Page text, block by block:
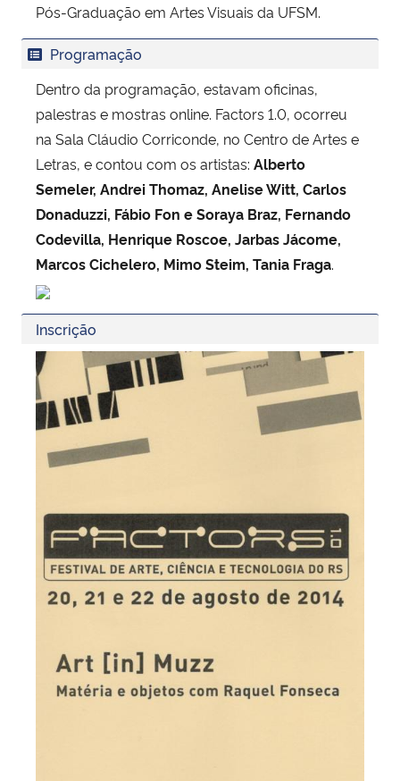
Pós-Graduação em Artes Visuais da UFSM.
Programação
Dentro da programação, estavam oficinas,
palestras e mostras online. Factors 1.0, ocorreu
na Sala Cláudio Corriconde, no Centro de Artes e
Letras, e contou com os artistas: Alberto
Semeler, Andrei Thomaz, Anelise Witt, Carlos
Donaduzzi, Fábio Fon e Soraya Braz, Fernando
Codevilla, Henrique Roscoe, Jarbas Jácome,
Marcos Cichelero, Mimo Steim, Tania Fraga.
Inscrição